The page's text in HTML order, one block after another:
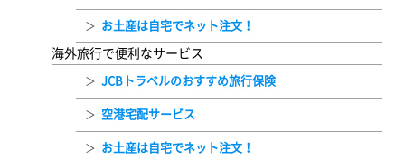
お土産は自宅でネット注文！
海外旅行で便利なサービス
JCBトラベルのおすすめ旅行保険
空港宅配サービス
お土産は自宅でネット注文！